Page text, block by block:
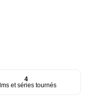
4
et séries tournés